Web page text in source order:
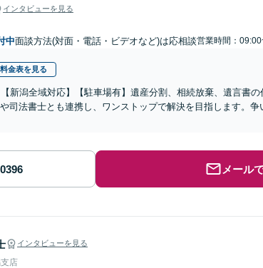
インタビューを見る
中面談方法(対面・電話・ビデオなど)は応相談営業時間：
料金表を見る
【新潟全域対応】【駐車場有】遺産分割、相続放棄、遺言書
司法書士とも連携し、ワンストップで解決を目指します。
メール
インタビューを見る
店